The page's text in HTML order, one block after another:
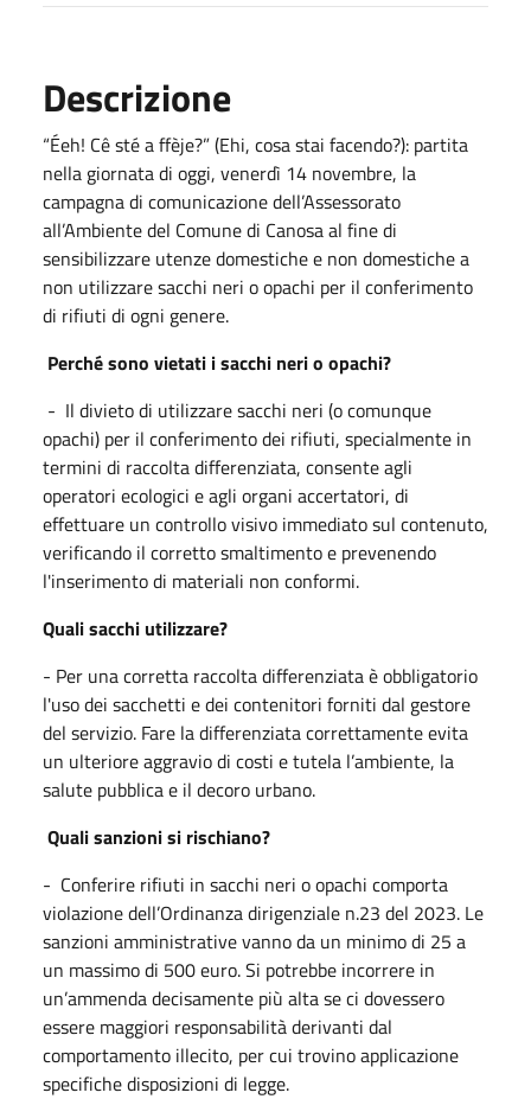
Descrizione
“Éeh! Cê sté a ffèje?” (Ehi, cosa stai facendo?): partita
nella giornata di oggi, venerdì 14 novembre, la
campagna di comunicazione dell’Assessorato
all’Ambiente del Comune di Canosa al fine di
sensibilizzare utenze domestiche e non domestiche a
non utilizzare sacchi neri o opachi per il conferimento
di rifiuti di ogni genere.
Perché sono vietati i sacchi neri o opachi?
- Il divieto di utilizzare sacchi neri (o comunque
opachi) per il conferimento dei rifiuti, specialmente in
termini di raccolta differenziata, consente agli
operatori ecologici e agli organi accertatori, di
effettuare un controllo visivo immediato sul contenuto,
verificando il corretto smaltimento e prevenendo
l'inserimento di materiali non conformi.
Quali sacchi utilizzare?
- Per una corretta raccolta differenziata è obbligatorio
l'uso dei sacchetti e dei contenitori forniti dal gestore
del servizio. Fare la differenziata correttamente evita
un ulteriore aggravio di costi e tutela l’ambiente, la
salute pubblica e il decoro urbano.
Quali sanzioni si rischiano?
- Conferire rifiuti in sacchi neri o opachi comporta
violazione dell’Ordinanza dirigenziale n.23 del 2023. Le
sanzioni amministrative vanno da un minimo di 25 a
un massimo di 500 euro. Si potrebbe incorrere in
un’ammenda decisamente più alta se ci dovessero
essere maggiori responsabilità derivanti dal
comportamento illecito, per cui trovino applicazione
specifiche disposizioni di legge.